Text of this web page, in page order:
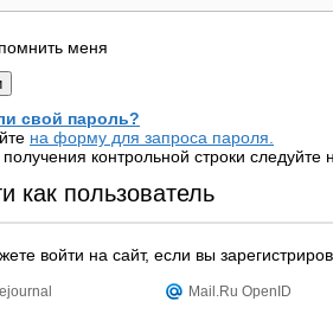
меня
свой пароль?
на форму для запроса пароля.
контрольной строки следуйте
как пользователь
войти на сайт, если вы
Mail.Ru OpenID